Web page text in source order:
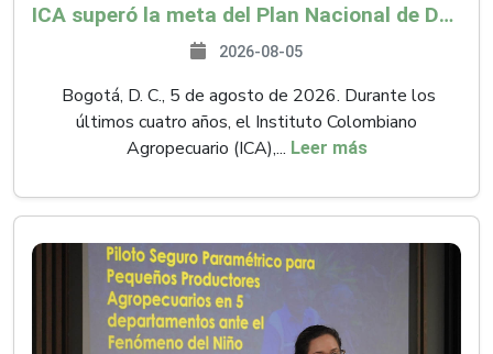
ICA superó la meta del Plan Nacional de Desarrollo y abrió 61 mercados internacionales
2026-08-05
Bogotá, D. C., 5 de agosto de 2026. Durante los
últimos cuatro años, el Instituto Colombiano
Agropecuario (ICA),... Leer más